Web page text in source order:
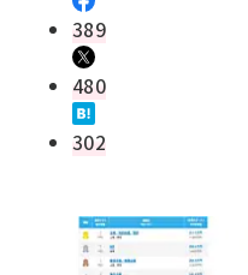
389
480
302